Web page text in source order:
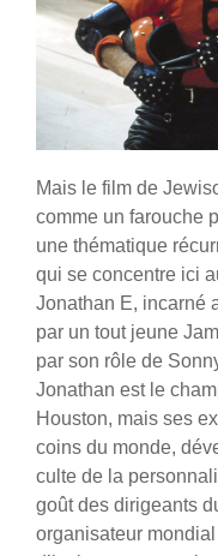
Mais le film de
comme un farouche
une thématique
qui se concentre ici
Jonathan E, incarné
par un tout jeune
par son rôle de
Jonathan est le
Houston, mais ses
coins du monde,
culte de la
goût des dirigeants
organisateur